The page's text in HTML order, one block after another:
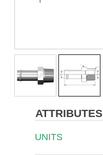
ATTRIBUTES
UNITS